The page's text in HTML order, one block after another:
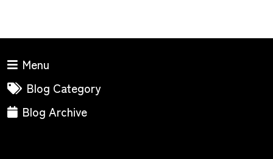
Menu
Blog Category
Blog Archive